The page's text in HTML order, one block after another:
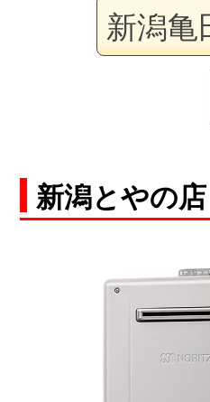
新潟亀
新潟とやの